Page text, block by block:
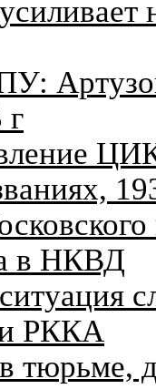
Артузов
в НКВД
РККА
тюрьме,